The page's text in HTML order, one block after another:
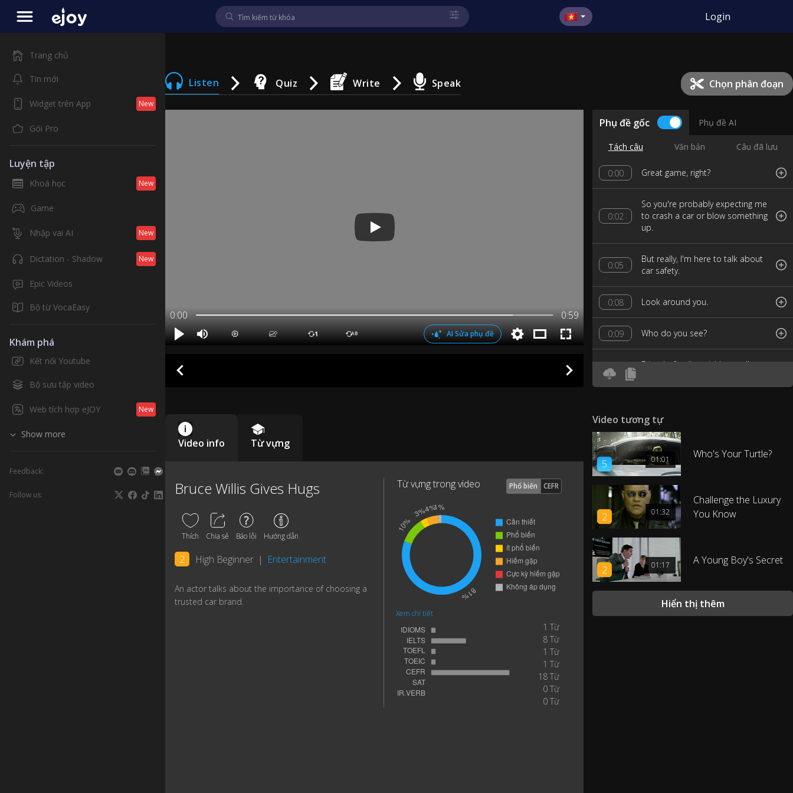
Trang chủ
Tin mới
Widget trên App New
Gói Pro
Luyện tập
Khoá học New
Game
Nhập vai AI New
Dictation - Shadow New
Epic Videos
Bộ từ VocaEasy
Khám phá
Kết nối Youtube
Bộ sưu tập video
Web tích hợp eJOY New
Show more
Feedback:
Follow us:
Login
Listen Quiz Write Speak Chọn phân đoạn
0:00 0:59
1 AB AI Sửa phụ đề
Phụ đề gốc Phụ đề AI
Tách câu Văn bản Câu đã lưu
0:00 Great game, right?
0:02
So you're probably expecting me
to crash a car or blow something
up.
0:05
But really, I'm here to talk about
car safety.
0:08 Look around you.
0:09 Who do you see?
0:11
Friends, family, neighbors, all your
0:16 And here's what I want you to do.
0:18
I want you to give each and every
0:24 I'll wait.
0:30 Thank you.
0:32
Those people you just hugged,
0:35 They're not crash test dummies.
Video info Từ vựng
Bruce Willis Gives Hugs
Thích Chia sẻ Báo lỗi Hướng dẫn
2 High Beginner | Entertainment
An actor talks about the importance of choosing a
trusted car brand.
Từ vựng trong video Phổ biến CEFR
Xem chi tiết
1 Từ
8 Từ
1 Từ
1 Từ
18 Từ
0 Từ
0 Từ
Video tương tự
01:01
5
Who's Your Turtle?
01:32
2
Challenge the Luxury
You Know
01:17
2
A Young Boy's Secret
Hiển thị thêm